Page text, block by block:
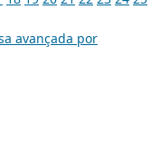
avançada por